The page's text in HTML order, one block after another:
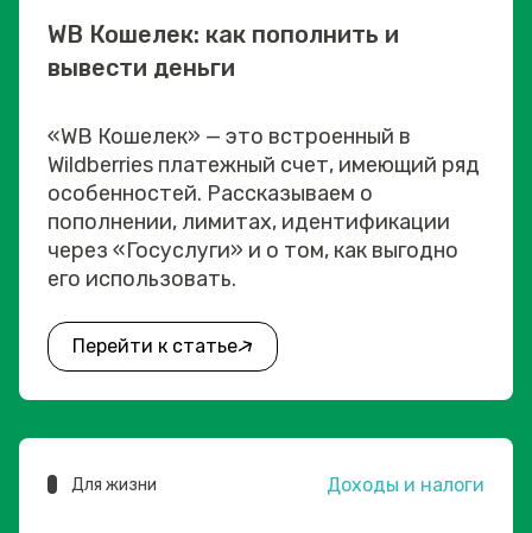
WB Кошелек: как пополнить и
вывести деньги
«WB Кошелек» — это встроенный в
Wildberries платежный счет, имеющий ряд
особенностей. Рассказываем о
пополнении, лимитах, идентификации
через «Госуслуги» и о том, как выгодно
его использовать.
Перейти к статье
Для жизни Доходы и налоги